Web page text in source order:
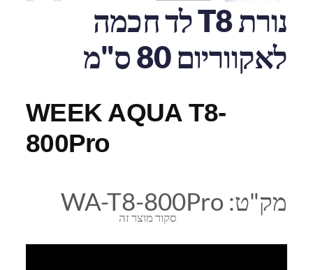
נורת T8 לד חכמה
לאקווריום 80 ס"מ
WEEK AQUA T8-
800Pro
סקור מוצר זה
מק"ט: WA-T8-800Pro